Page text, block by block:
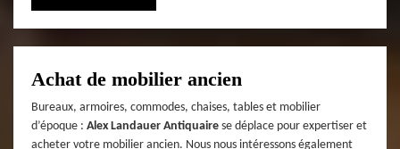
Achat de mobilier ancien
Bureaux, armoires, commodes, chaises, tables et mobilier
d’époque : Alex Landauer Antiquaire se déplace pour expertiser et
acheter votre mobilier ancien. Nous nous intéressons également